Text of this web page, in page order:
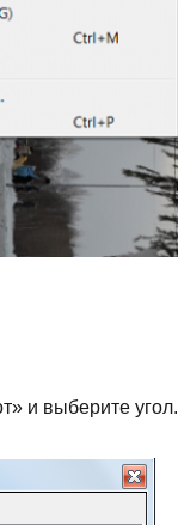
и выберите угол.